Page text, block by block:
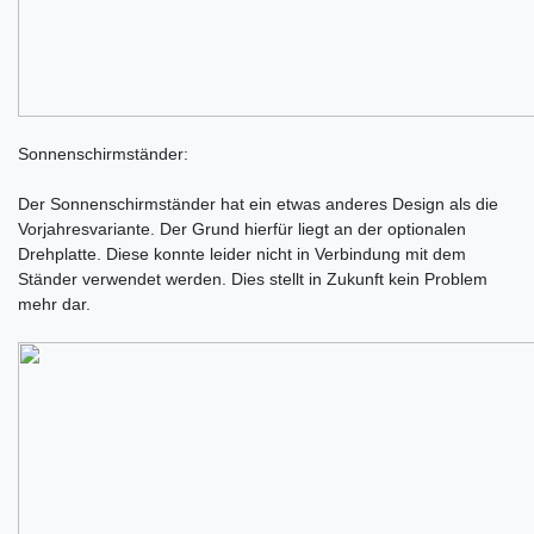
Sonnenschirmständer:
Der Sonnenschirmständer hat ein etwas anderes Design als die
Vorjahresvariante. Der Grund hierfür liegt an der optionalen
Drehplatte. Diese konnte leider nicht in Verbindung mit dem
Ständer verwendet werden. Dies stellt in Zukunft kein Problem
mehr dar.